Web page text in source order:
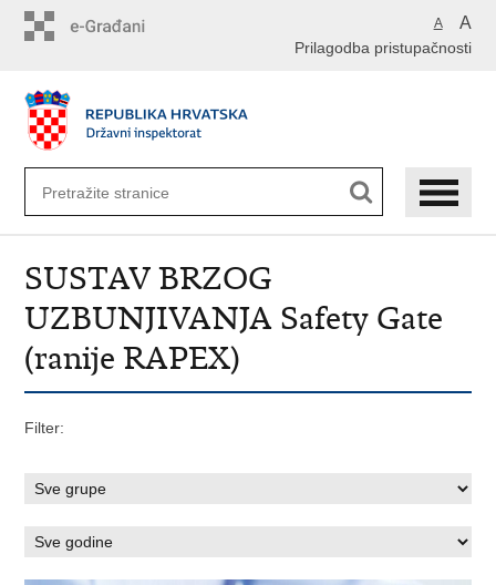
A A
Prilagodba pristupačnosti
SUSTAV BRZOG
UZBUNJIVANJA Safety Gate
(ranije RAPEX)
Filter: